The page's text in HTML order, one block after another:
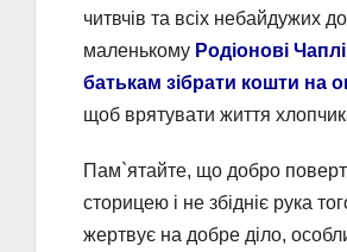
читвчів та всіх небайдужих
маленькому Родіонові
батькам зібрати кошти на
щоб врятувати життя
Пам`ятайте, що добро
сторицею і не збідніє рука
жертвує на добре діло,